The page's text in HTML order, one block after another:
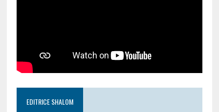
EDITRICE SHALOM